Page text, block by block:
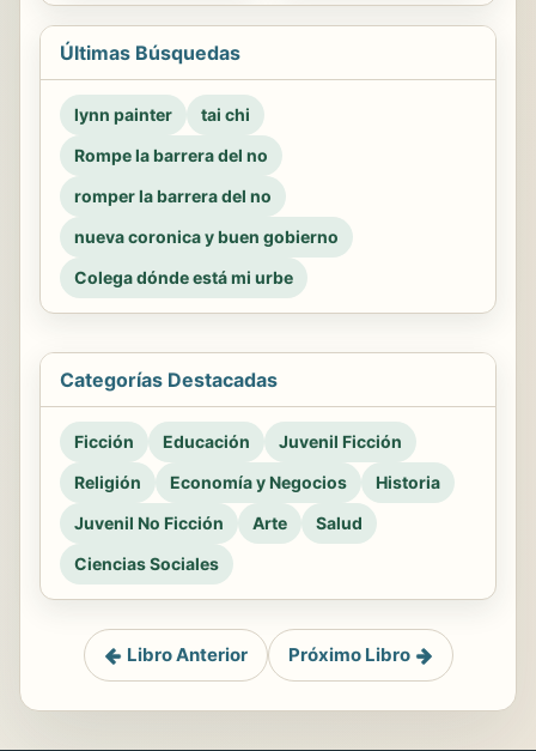
Últimas Búsquedas
lynn painter
tai chi
Rompe la barrera del no
romper la barrera del no
nueva coronica y buen gobierno
Colega dónde está mi urbe
Categorías Destacadas
Ficción Educación
Juvenil Ficción
Religión
Economía y Negocios
Historia
Juvenil No Ficción
Arte
Salud
Ciencias Sociales
Libro Anterior Próximo Libro